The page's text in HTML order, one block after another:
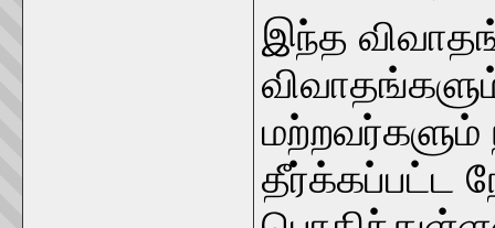
இந்த
மற்றவர்களும்
தீர்க்கப்பட்ட